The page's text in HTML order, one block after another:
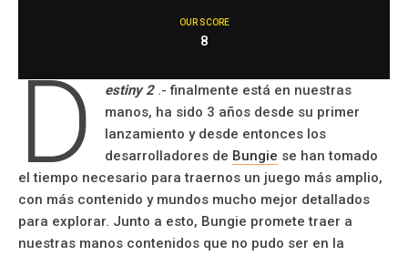
OUR SCORE
8
D estiny 2.- finalmente está en nuestras
manos, ha sido 3 años desde su primer
lanzamiento y desde entonces los
desarrolladores de Bungie se han tomado
el tiempo necesario para traernos un juego más amplio,
con más contenido y mundos mucho mejor detallados
para explorar. Junto a esto, Bungie promete traer a
nuestras manos contenidos que no pudo ser en la